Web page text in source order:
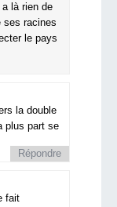
là rien de
ses racines
le pays
la double
plus part se
Répondre
fait